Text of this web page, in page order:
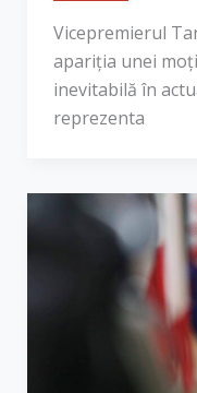
Vicepremierul
apariția unei
inevitabilă în
reprezenta